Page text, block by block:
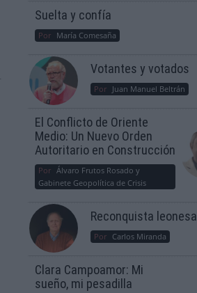
Suelta y confía
Por María Comesaña
Votantes y votados
Por Juan Manuel Beltrán
El Conflicto de Oriente
Medio: Un Nuevo Orden
Autoritario en Construcción
Por Álvaro Frutos Rosado y
Gabinete Geopolítica de Crisis
Reconquista leonesa
Por Carlos Miranda
Clara Campoamor: Mi
sueño, mi pesadilla